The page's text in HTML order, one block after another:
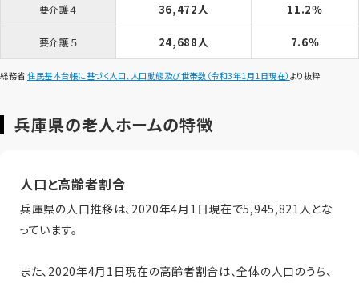
要介護４ 36,472人 11.2％
要介護５ 24,688人 7.6％
総務省住民基本台帳に基づく人口、人口動態及び世帯数（令和3年1月1日現在） より抜粋
兵庫県の老人ホームの特徴
人口と高齢者割合
兵庫県の人口推移は、2020年4月1日現在で5,945,821人とな
っています。
また、2020年4月1日現在の高齢者割合は、全体の人口のうち、